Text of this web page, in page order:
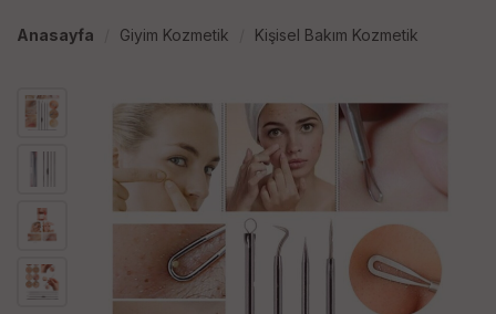
Anasayfa Giyim Kozmetik Kişisel Bakım Kozmetik